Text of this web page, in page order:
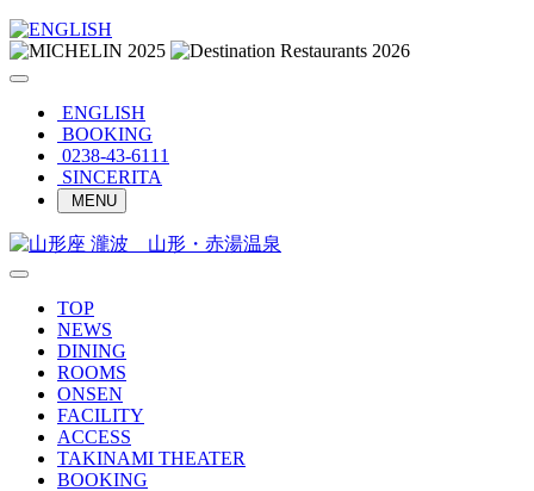
ENGLISH
BOOKING
0238-43-6111
SINCERITA
MENU
TOP
NEWS
DINING
ROOMS
ONSEN
FACILITY
ACCESS
TAKINAMI THEATER
BOOKING